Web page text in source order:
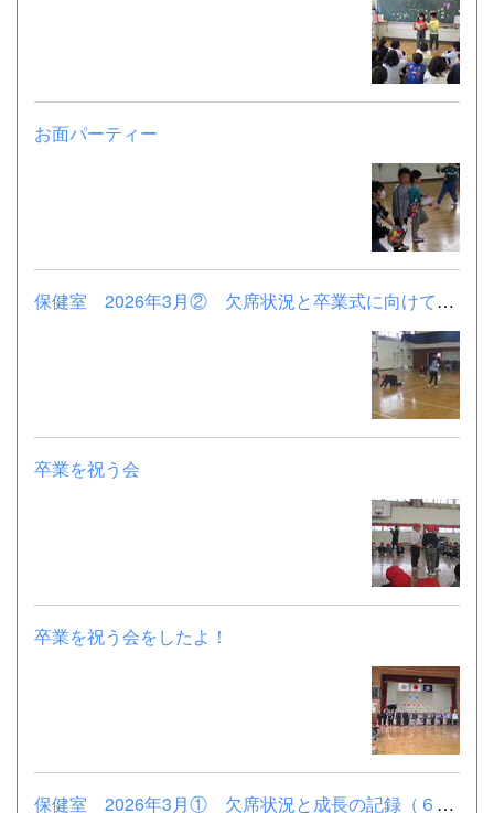
お面パーティー
保健室 2026年3月② 欠席状況と卒業式に向けて大掃除(5年）
卒業を祝う会
卒業を祝う会をしたよ！
保健室 2026年3月① 欠席状況と成長の記録（６年）